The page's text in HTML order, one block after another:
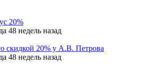
20%
48 недель назад
скидкой 20% у А.В. Петрова
48 недель назад